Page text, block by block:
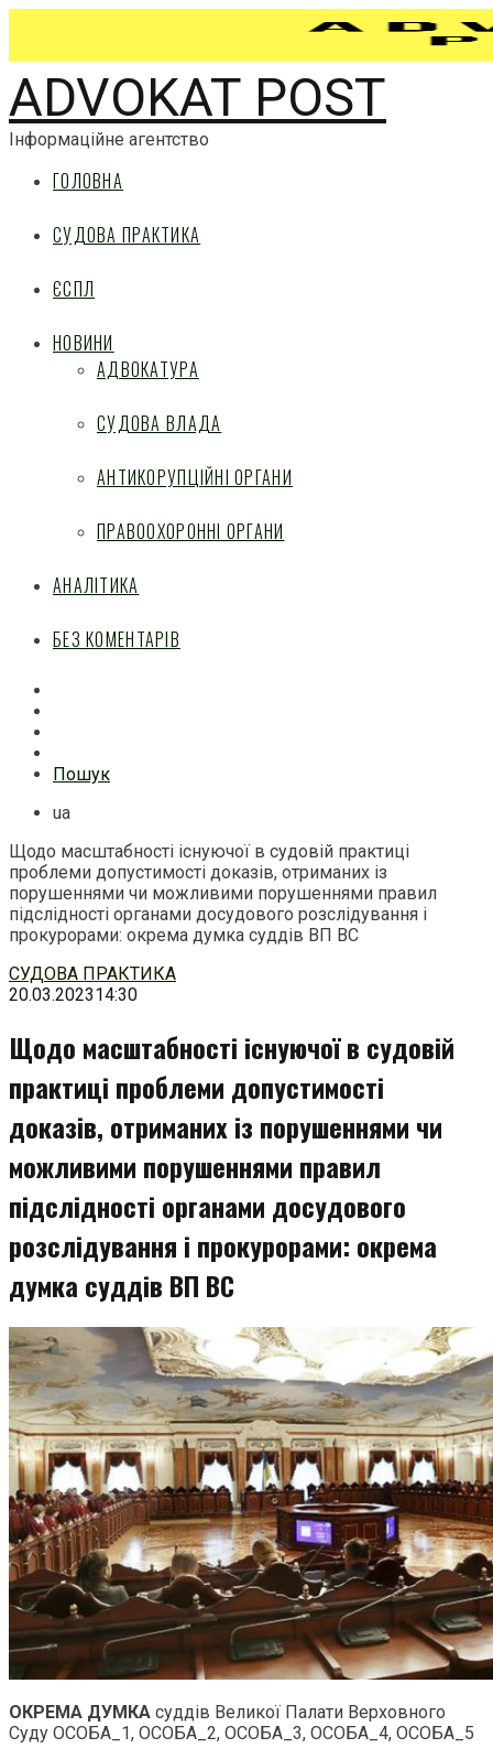
ADVOKAT POST
Інформаційне агентство
ГОЛОВНА
СУДОВА ПРАКТИКА
ЄСПЛ
НОВИНИ
АДВОКАТУРА
СУДОВА ВЛАДА
АНТИКОРУПЦІЙНІ ОРГАНИ
ПРАВООХОРОННІ ОРГАНИ
АНАЛІТИКА
БЕЗ КОМЕНТАРІВ
Пошук
ua
Щодо масштабності існуючої в судовій практиці
проблеми допустимості доказів, отриманих із
порушеннями чи можливими порушеннями правил
підслідності органами досудового розслідування і
прокурорами: окрема думка суддів ВП ВС
Перейти
до
СУДОВА ПРАКТИКА
20.03.202314:30
Щодо масштабності існуючої в судовій
практиці проблеми допустимості
доказів, отриманих із порушеннями чи
можливими порушеннями правил
підслідності органами досудового
розслідування і прокурорами: окрема
думка суддів ВП ВС
ОКРЕМА ДУМКА суддів Великої Палати Верховного
Суду ОСОБА_1, ОСОБА_2, ОСОБА_3, ОСОБА_4, ОСОБА_5